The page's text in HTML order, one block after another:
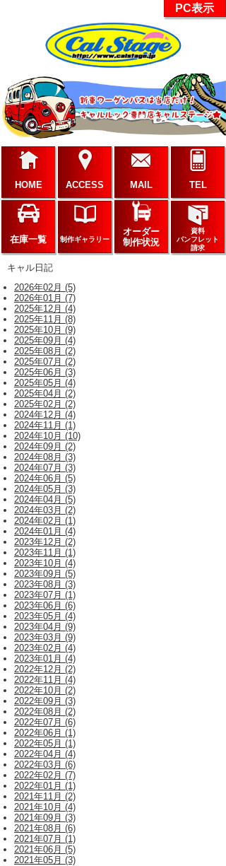
PC表示
HOME ACCESS MAIL TEL
在庫一覧 制作ギャラリー
オーダー
制作状況
資料
パンフレット
請求
キャル日記
2026年02月 (5)
2026年01月 (7)
2025年12月 (4)
2025年11月 (8)
2025年10月 (9)
2025年09月 (4)
2025年08月 (2)
2025年07月 (2)
2025年06月 (3)
2025年05月 (4)
2025年04月 (2)
2025年02月 (2)
2024年12月 (4)
2024年11月 (1)
2024年10月 (10)
2024年09月 (2)
2024年08月 (3)
2024年07月 (3)
2024年06月 (5)
2024年05月 (3)
2024年04月 (5)
2024年03月 (2)
2024年02月 (1)
2024年01月 (4)
2023年12月 (2)
2023年11月 (1)
2023年10月 (4)
2023年09月 (5)
2023年08月 (3)
2023年07月 (1)
2023年06月 (6)
2023年05月 (4)
2023年04月 (9)
2023年03月 (9)
2023年02月 (4)
2023年01月 (4)
2022年12月 (2)
2022年11月 (4)
2022年10月 (2)
2022年09月 (3)
2022年08月 (2)
2022年07月 (6)
2022年06月 (1)
2022年05月 (1)
2022年04月 (4)
2022年03月 (6)
2022年02月 (7)
2022年01月 (1)
2021年11月 (2)
2021年10月 (4)
2021年09月 (3)
2021年08月 (6)
2021年07月 (1)
2021年06月 (5)
2021年05月 (3)